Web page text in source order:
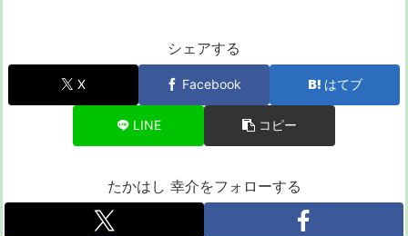
シェアする
X Facebook はてブ
LINE コピー
たかはし 幸介をフォローする